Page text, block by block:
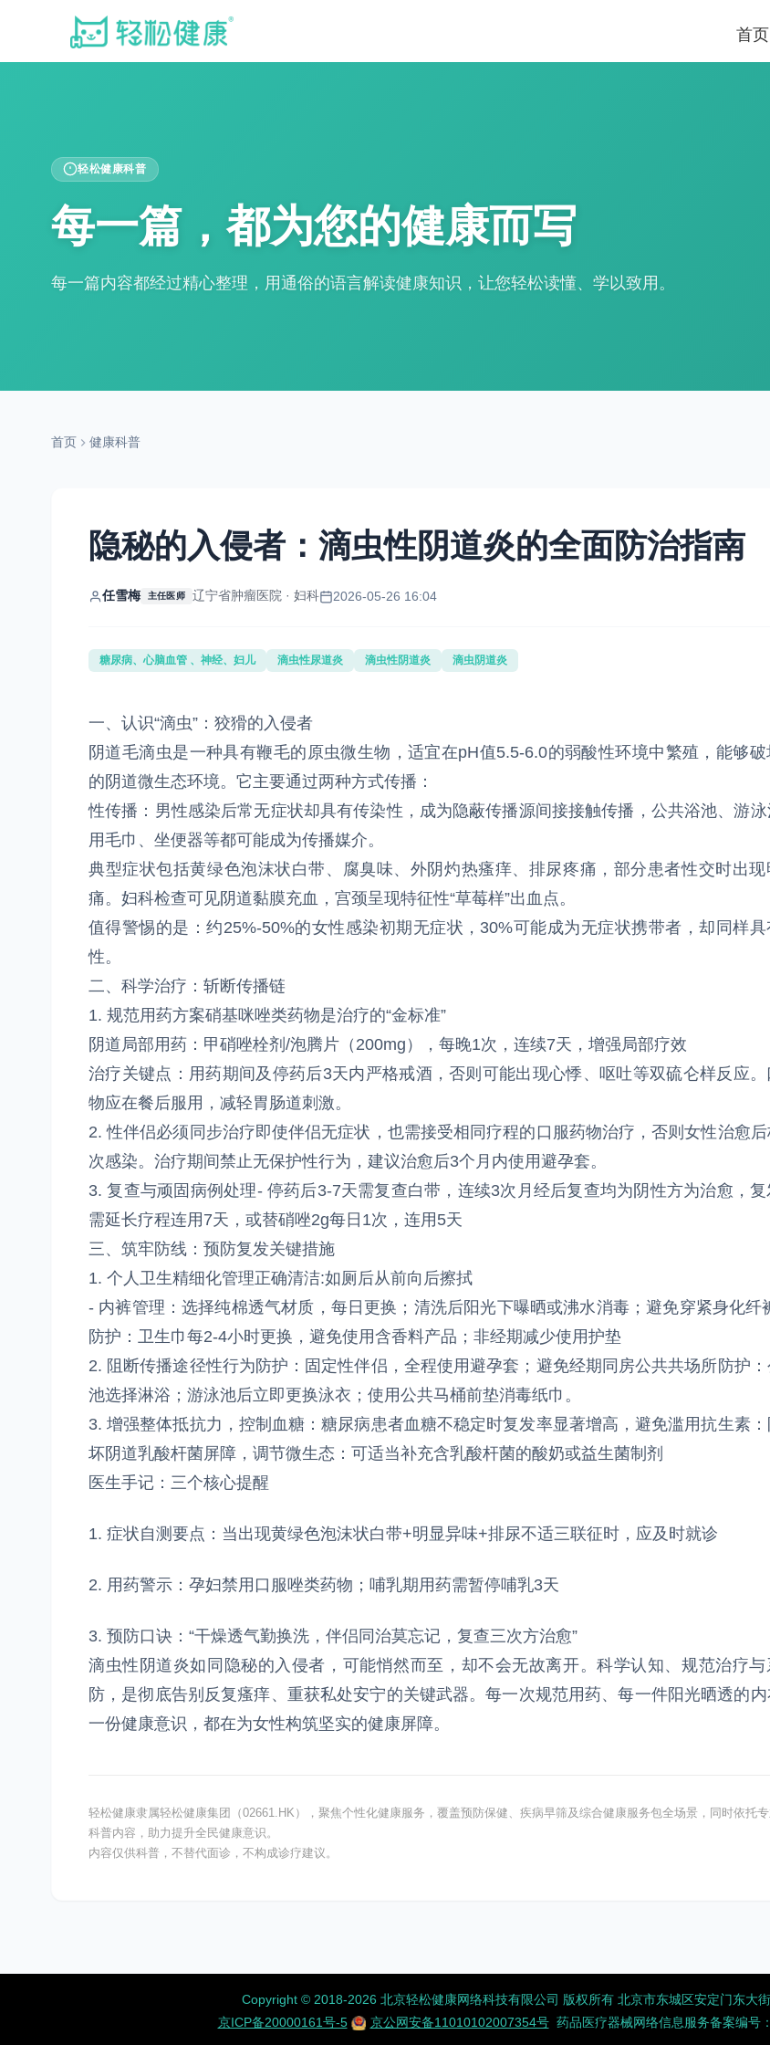
首页
轻松健康科普
每一篇，都为您的健康而写
每一篇内容都经过精心整理，用通俗的语言解读健康知识，让您轻松读懂、学以致用。
首页 健康科普
隐秘的入侵者：滴虫性阴道炎的全面防治指南
任雪梅 主任医师 辽宁省肿瘤医院 · 妇科 2026-05-26 16:04
糖尿病、心脑血管 、神经、妇儿 滴虫性尿道炎 滴虫性阴道炎 滴虫阴道炎
一、认识“滴虫”：狡猾的入侵者
阴道毛滴虫是一种具有鞭毛的原虫微生物，适宜在pH值5.5-6.0的弱酸性环境中繁殖，能够破
的阴道微生态环境。它主要通过两种方式传播：
性传播：男性感染后常无症状却具有传染性，成为隐蔽传播源间接接触传播，公共浴池、游
用毛巾、坐便器等都可能成为传播媒介。
典型症状包括黄绿色泡沫状白带、腐臭味、外阴灼热瘙痒、排尿疼痛，部分患者性交时出现
痛。妇科检查可见阴道黏膜充血，宫颈呈现特征性“草莓样”出血点。
值得警惕的是：约25%-50%的女性感染初期无症状，30%可能成为无症状携带者，却同样具
性。
二、科学治疗：斩断传播链
1. 规范用药方案硝基咪唑类药物是治疗的“金标准”
阴道局部用药：甲硝唑栓剂/泡腾片（200mg），每晚1次，连续7天，增强局部疗效
治疗关键点：用药期间及停药后3天内严格戒酒，否则可能出现心悸、呕吐等双硫仑样反应
物应在餐后服用，减轻胃肠道刺激。
2. 性伴侣必须同步治疗即使伴侣无症状，也需接受相同疗程的口服药物治疗，否则女性治愈
次感染。治疗期间禁止无保护性行为，建议治愈后3个月内使用避孕套。
3. 复查与顽固病例处理- 停药后3-7天需复查白带，连续3次月经后复查均为阴性方为治愈，
需延长疗程连用7天，或替硝唑2g每日1次，连用5天
三、筑牢防线：预防复发关键措施
1. 个人卫生精细化管理正确清洁:如厕后从前向后擦拭
- 内裤管理：选择纯棉透气材质，每日更换；清洗后阳光下曝晒或沸水消毒；避免穿紧身化纤
防护：卫生巾每2-4小时更换，避免使用含香料产品；非经期减少使用护垫
2. 阻断传播途径性行为防护：固定性伴侣，全程使用避孕套；避免经期同房公共共场所防护
池选择淋浴；游泳池后立即更换泳衣；使用公共马桶前垫消毒纸巾。
3. 增强整体抵抗力，控制血糖：糖尿病患者血糖不稳定时复发率显著增高，避免滥用抗生素
坏阴道乳酸杆菌屏障，调节微生态：可适当补充含乳酸杆菌的酸奶或益生菌制剂
医生手记：三个核心提醒
1. 症状自测要点：当出现黄绿色泡沫状白带+明显异味+排尿不适三联征时，应及时就诊
2. 用药警示：孕妇禁用口服唑类药物；哺乳期用药需暂停哺乳3天
3. 预防口诀：“干燥透气勤换洗，伴侣同治莫忘记，复查三次方治愈”
滴虫性阴道炎如同隐秘的入侵者，可能悄然而至，却不会无故离开。科学认知、规范治疗与
防，是彻底告别反复瘙痒、重获私处安宁的关键武器。每一次规范用药、每一件阳光晒透的
一份健康意识，都在为女性构筑坚实的健康屏障。
轻松健康隶属轻松健康集团（02661.HK），聚焦个性化健康服务，覆盖预防保健、疾病早筛及综合健康服务包全场景，同时依托
科普内容，助力提升全民健康意识。
内容仅供科普，不替代面诊，不构成诊疗建议。
Copyright ©️ 2018-2026 北京轻松健康网络科技有限公司 版权所有 北京市东城区安定门东大
京ICP备20000161号-5
京公网安备11010102007354号药品医疗器械网络信息服务备案编号